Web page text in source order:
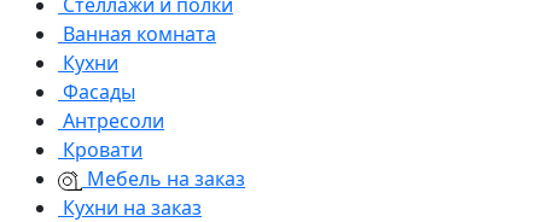
Ванная комната
Кухни
Фасады
Антресоли
Кровати
Мебель на заказ
Кухни на заказ